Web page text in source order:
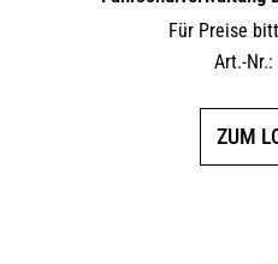
Für Preise
Art.-Nr.:
ZUM